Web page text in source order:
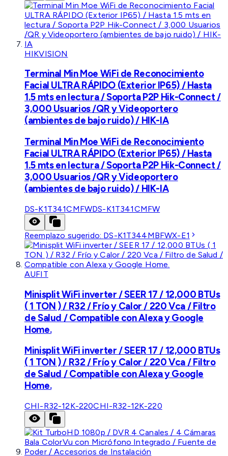
HIKVISION
Terminal Min Moe WiFi de Reconocimiento
Facial ULTRA RÁPIDO (Exterior IP65) / Hasta
1.5 mts en lectura / Soporta P2P Hik-Connect /
3,000 Usuarios /QR y Videoportero
(ambientes de bajo ruido) / HIK-IA
Terminal Min Moe WiFi de Reconocimiento
Facial ULTRA RÁPIDO (Exterior IP65) / Hasta
1.5 mts en lectura / Soporta P2P Hik-Connect /
3,000 Usuarios /QR y Videoportero
(ambientes de bajo ruido) / HIK-IA
DS-K1T341CMFWDS-K1T341CMFW
Reemplazo sugerido: DS-K1T344MBFWX-E1
AUFIT
Minisplit WiFi inverter / SEER 17 / 12,000 BTUs
( 1 TON ) / R32 / Frío y Calor / 220 Vca / Filtro
de Salud / Compatible con Alexa y Google
Home.
Minisplit WiFi inverter / SEER 17 / 12,000 BTUs
( 1 TON ) / R32 / Frío y Calor / 220 Vca / Filtro
de Salud / Compatible con Alexa y Google
Home.
CHI-R32-12K-220CHI-R32-12K-220